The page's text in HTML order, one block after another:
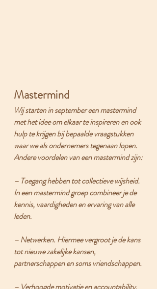
Mastermind
Wij starten in september een mastermind
met het idee om elkaar te inspireren en ook
hulp te krijgen bij bepaalde vraagstukken
waar we als ondernemers tegenaan lopen.
Andere voordelen van een mastermind zijn:
– Toegang hebben tot collectieve wijsheid.
In een mastermind groep combineer je de
kennis, vaardigheden en ervaring van alle
leden.
– Netwerken. Hiermee vergroot je de kans
tot nieuwe zakelijke kansen,
partnerschappen en soms vriendschappen.
– Verhoogde motivatie en accountability.